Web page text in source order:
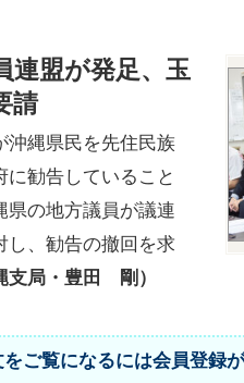
連盟が発足、玉
請
縄県民を先住民族
に勧告していること
県の地方議員が議連
し、勧告の撤回を求
支局・豊田 剛）
ご覧になるには会員登録が